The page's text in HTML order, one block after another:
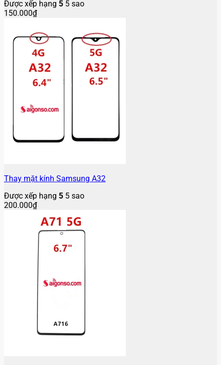
Được xếp hạng 5 5 sao
150.000₫
Thay mặt kính Samsung A32
Được xếp hạng 5 5 sao
200.000₫